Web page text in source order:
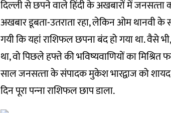
दिल्‍ली से छपने वाले हिंदी के अखबारों में
अखबार डूबता-उतराता रहा, लेकिन ओम थानवी
गयी कि यहां राशिफल छपना बंद हो गया था.
था, वो पिछले हफ्ते की भविष्‍यवाणियों का मिश्रित
साल जनसत्‍ता के संपादक मुकेश भारद्वाज को
दिन पूरा पन्‍ना राशिफल छाप डाला.